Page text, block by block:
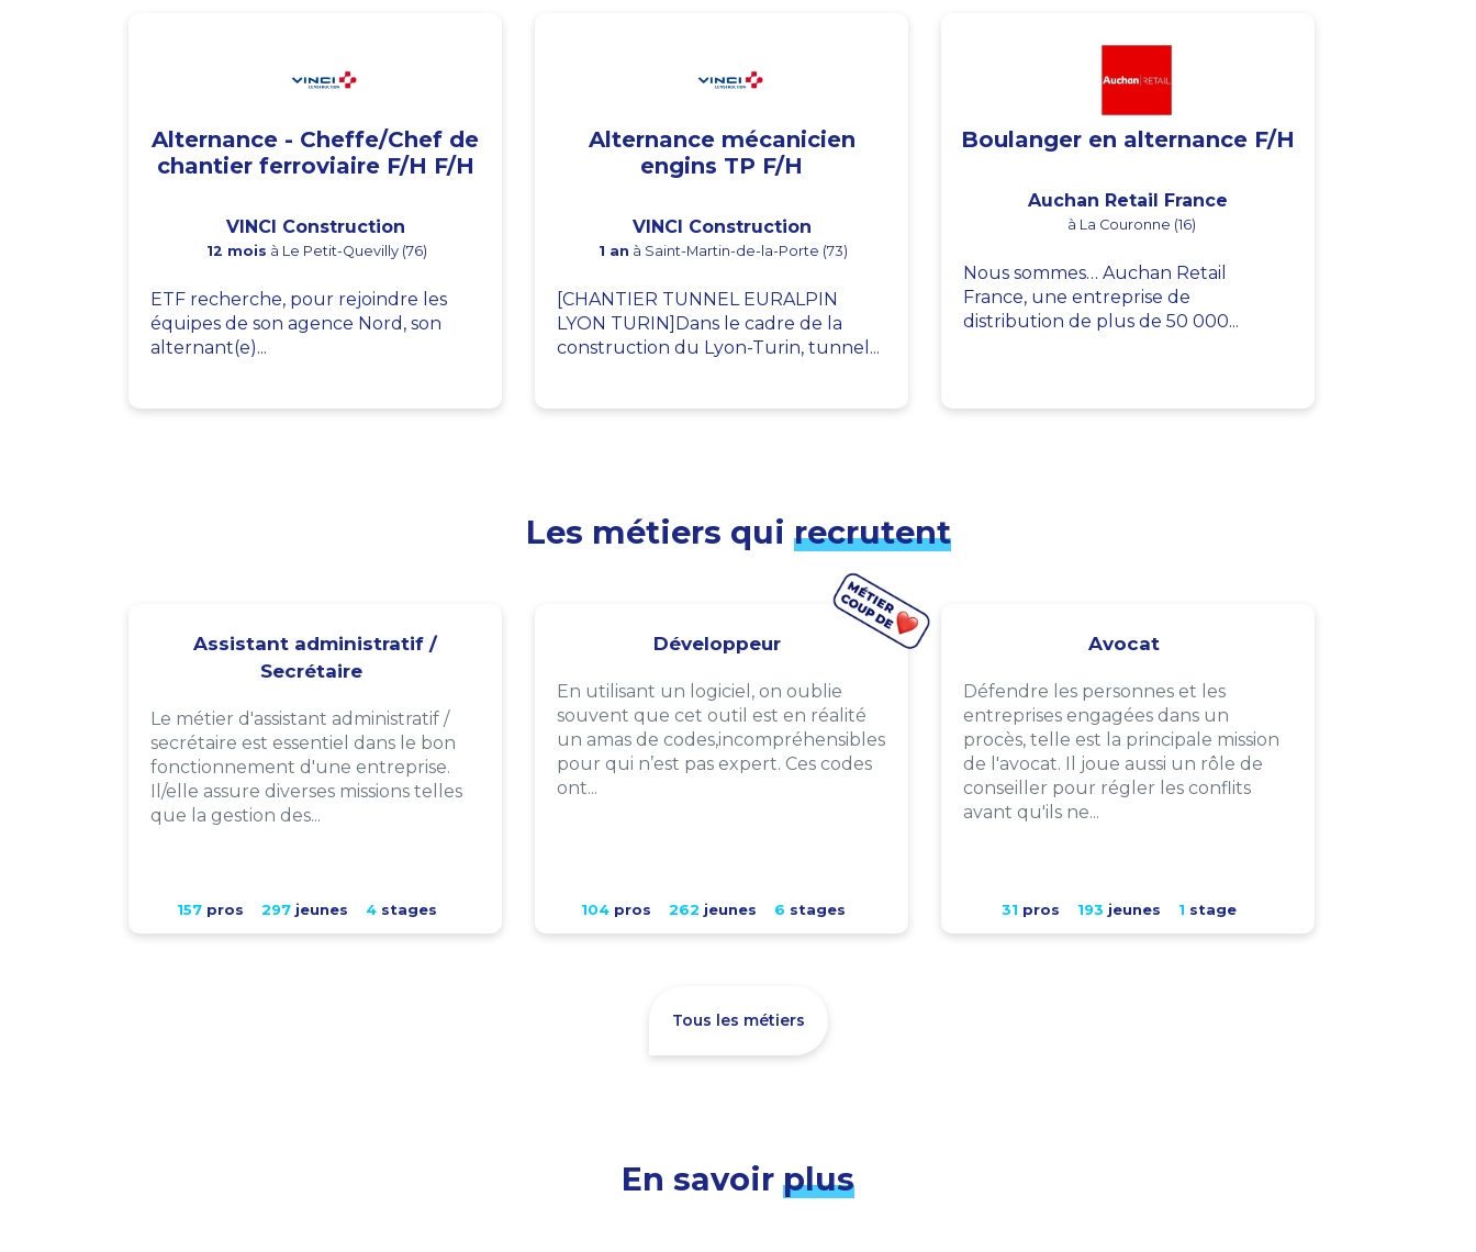
Alternance - Cheffe/Chef de
chantier ferroviaire F/H F/H
VINCI Construction
12 mois à Le Petit-Quevilly (76)
ETF recherche, pour rejoindre les
équipes de son agence Nord, son
alternant(e)...
Alternance mécanicien
engins TP F/H
VINCI Construction
1 an à Saint-Martin-de-la-Porte (73)
[CHANTIER TUNNEL EURALPIN
LYON TURIN]Dans le cadre de la
construction du Lyon-Turin, tunnel...
Boulanger en alternance F/H
Auchan Retail France
à La Couronne (16)
Nous sommes… Auchan Retail
France, une entreprise de
distribution de plus de 50 000...
Les métiers qui recrutent
Assistant administratif /
Secrétaire
Le métier d'assistant administratif /
secrétaire est essentiel dans le bon
fonctionnement d'une entreprise.
Il/elle assure diverses missions telles
que la gestion des...
157pros 297jeunes 4stages
Développeur
En utilisant un logiciel, on oublie
souvent que cet outil est en réalité
un amas de codes,incompréhensibles
pour qui n’est pas expert. Ces codes
ont...
104pros 262 jeunes 6 stages
Avocat
Défendre les personnes et les
entreprises engagées dans un
procès, telle est la principale mission
de l'avocat. Il joue aussi un rôle de
conseiller pour régler les conflits
avant qu'ils ne...
31 pros 193 jeunes 1 stage
Tous les métiers
En savoir plus